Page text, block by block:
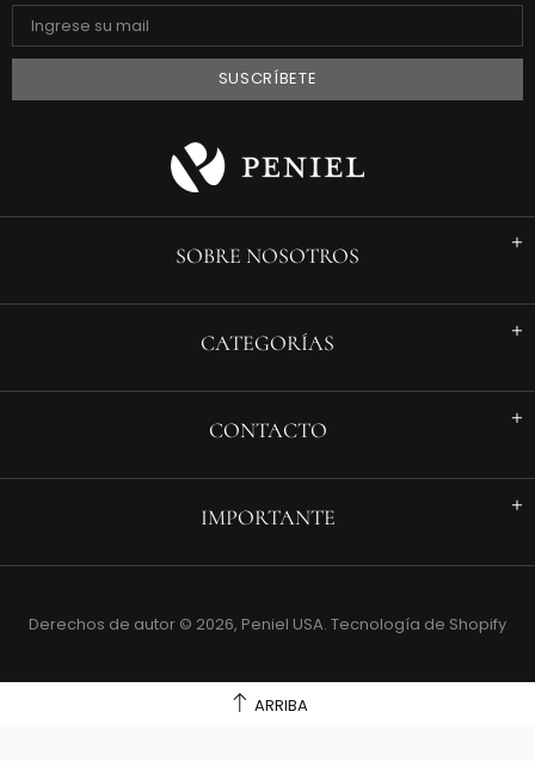
SOBRE NOSOTROS
CATEGORÍAS
CONTACTO
IMPORTANTE
Derechos de autor © 2026, Peniel USA. Tecnología de Shopify
ARRIBA